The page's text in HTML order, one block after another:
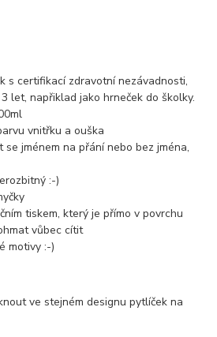
s certifikací zdravotní nezávadnosti,
let, napřiklad jako hrneček do školky.
vnitřku a ouška
se jménem na přání nebo bez jména,
:-)
tiskem, který je přímo v povrchu
vůbec cítit
motivy :-)
ve stejném designu pytlíček na